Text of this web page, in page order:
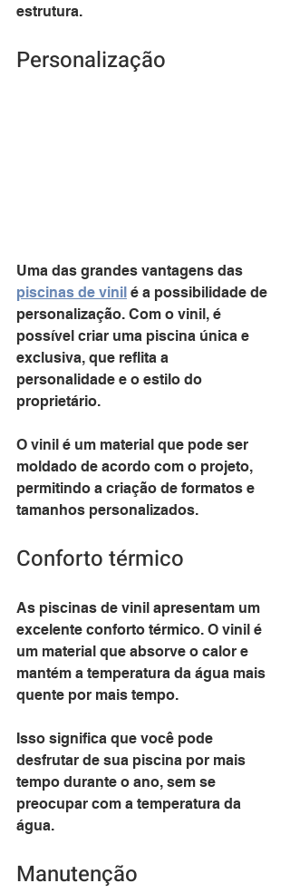
estrutura.
Personalização
Uma das grandes vantagens das
piscinas de vinil é a possibilidade de
personalização. Com o vinil, é
possível criar uma piscina única e
exclusiva, que reflita a
personalidade e o estilo do
proprietário.
O vinil é um material que pode ser
moldado de acordo com o projeto,
permitindo a criação de formatos e
tamanhos personalizados.
Conforto térmico
As piscinas de vinil apresentam um
excelente conforto térmico. O vinil é
um material que absorve o calor e
mantém a temperatura da água mais
quente por mais tempo.
Isso significa que você pode
desfrutar de sua piscina por mais
tempo durante o ano, sem se
preocupar com a temperatura da
água.
Manutenção